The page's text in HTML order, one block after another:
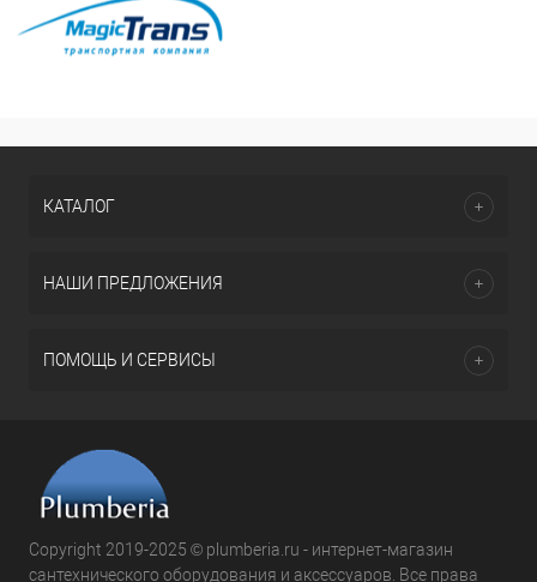
КАТАЛОГ
НАШИ ПРЕДЛОЖЕНИЯ
ПОМОЩЬ И СЕРВИСЫ
Copyright 2019-2025 © plumberia.ru - интернет-магазин
сантехнического оборудования и аксессуаров. Все права